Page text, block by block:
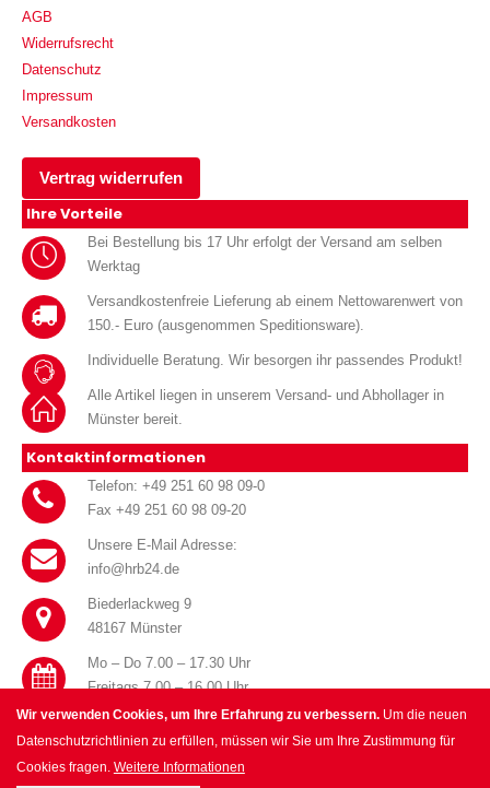
Wir verwenden Cookies, um Ihre Erfahrung zu verbessern. Um die neuen
Datenschutzrichtlinien zu erfüllen, müssen wir Sie um Ihre Zustimmung für
Cookies fragen. Weitere Informationen
AGB
Widerrufsrecht
Datenschutz
Impressum
Versandkosten
Vertrag widerrufen
Ihre Vorteile
Bei Bestellung bis 17 Uhr erfolgt der Versand am selben
Werktag
Versandkostenfreie Lieferung ab einem Nettowarenwert von
150.- Euro (ausgenommen Speditionsware).
Individuelle Beratung. Wir besorgen ihr passendes Produkt!
Alle Artikel liegen in unserem Versand- und Abhollager in
Münster bereit.
Kontaktinformationen
Telefon: +49 251 60 98 09-0
Fax +49 251 60 98 09-20
Unsere E-Mail Adresse:
info@hrb24.de
Biederlackweg 9
48167 Münster
Mo – Do 7.00 – 17.30 Uhr
Freitags 7.00 – 16.00 Uhr